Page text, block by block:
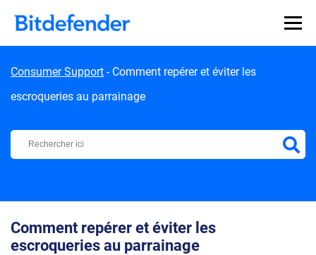
Consumer Support - Comment repérer et éviter les
escroqueries au parrainage
Centre d'Assistance Bitdefender
Comment repérer et éviter les
escroqueries au parrainage